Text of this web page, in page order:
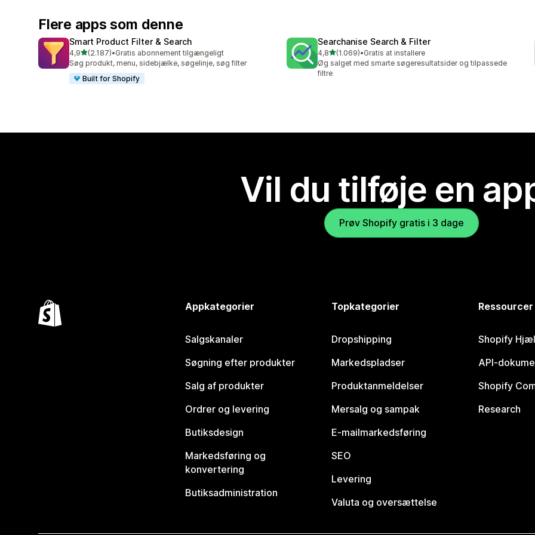
Flere apps som denne
Smart Product Filter & Search
4,9ud af 5 stjerner
(2.187)
2187 anmeldelser i alt
•Gratis abonnement tilgængeligt
Søg produkt, menu, sidebjælke, søgelinje, søg filter
Built for Shopify
Searchanise Search & Filter
4,8ud af 5 stjerner
(1.069)
1069 anmeldelser i alt
•Gratis at installere
Øg salget med smarte søgeresultatsider og tilpassede
filtre
Vil du tilføje en
Prøv Shopify gratis i 3 dage
Appkategorier
Salgskanaler
Søgning efter produkter
Salg af produkter
Ordrer og levering
Butiksdesign
Markedsføring og
konvertering
Butiksadministration
Topkategorier
Dropshipping
Markedspladser
Produktanmeldelser
Mersalg og sampak
E-mailmarkedsføring
SEO
Levering
Valuta og oversættelse
Ressourcer
Shopify
API-
Shopify
Research